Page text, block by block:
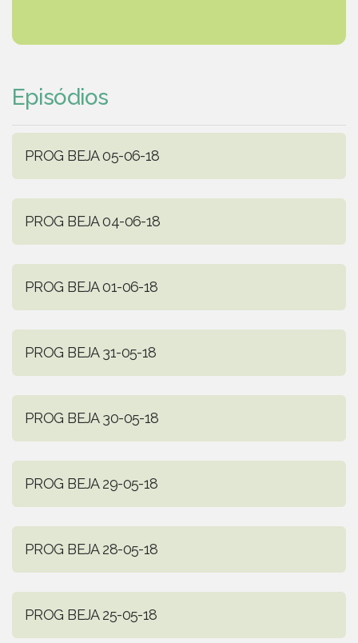
Episódios
PROG BEJA 05-06-18
PROG BEJA 04-06-18
PROG BEJA 01-06-18
PROG BEJA 31-05-18
PROG BEJA 30-05-18
PROG BEJA 29-05-18
PROG BEJA 28-05-18
PROG BEJA 25-05-18